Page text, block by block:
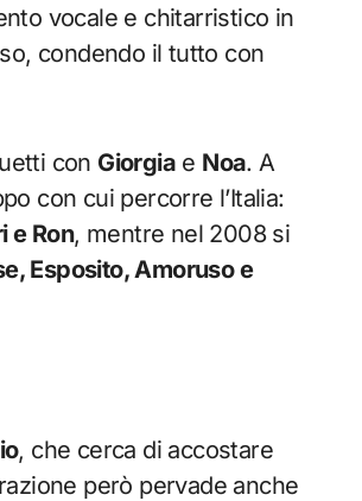
vocale e chitarristico in
condendo il tutto con
con Giorgia e Noa. A
con cui percorre l’Italia:
e Ron, mentre nel 2008 si
Esposito, Amoruso e
, che cerca di accostare
però pervade anche